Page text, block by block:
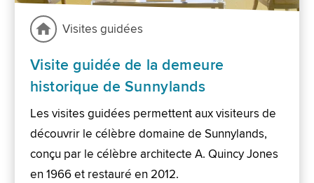
Visites guidées
Visite guidée de la demeure
historique de Sunnylands
Les visites guidées permettent aux visiteurs de
découvrir le célèbre domaine de Sunnylands,
conçu par le célèbre architecte A. Quincy Jones
en 1966 et restauré en 2012.